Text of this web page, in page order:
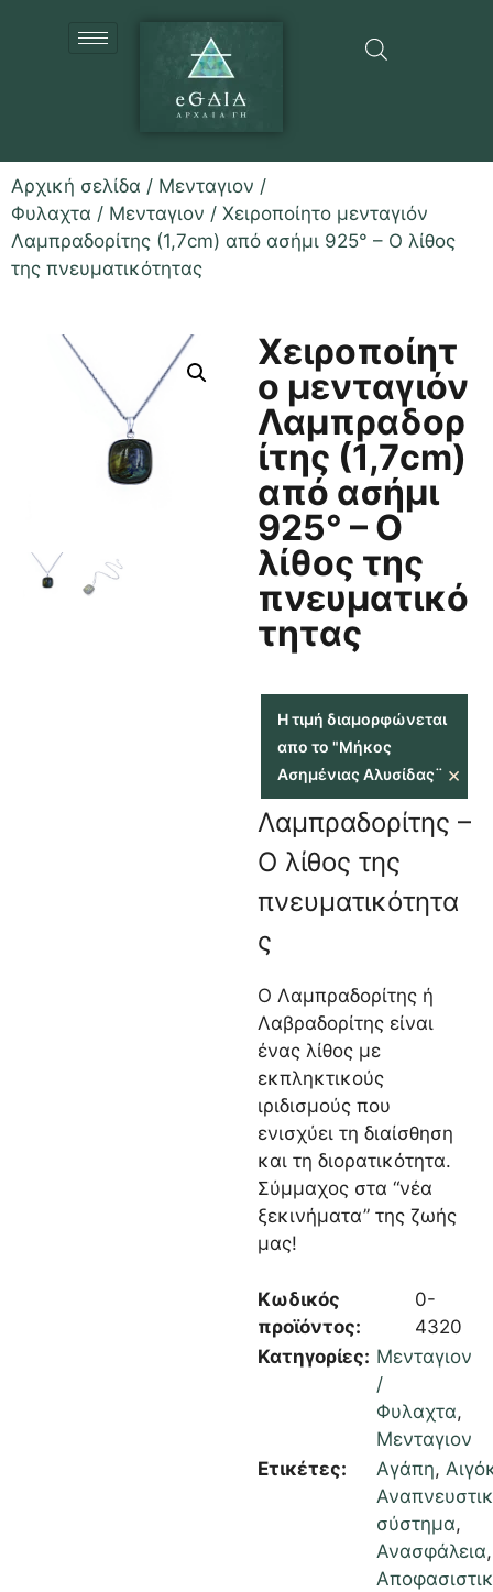
Αρχική σελίδα / Μενταγιον /
Φυλαχτα / Μενταγιον / Χειροποίητο μενταγιόν
Λαμπραδορίτης (1,7cm) από ασήμι 925° – Ο λίθος
της πνευματικότητας
Χειροποίητ
ο μενταγιόν
Λαμπραδορ
ίτης (1,7cm)
από ασήμι
925° – Ο
λίθος της
πνευματικό
τητας
Η τιμή διαμορφώνεται
απο το "Μήκος
Ασημένιας Αλυσίδας¨ ×
Λαμπραδορίτης –
Ο λίθος της
πνευματικότητα
ς
Ο Λαμπραδορίτης ή
Λαβραδορίτης είναι
ένας λίθος με
εκπληκτικούς
ιριδισμούς που
ενισχύει τη διαίσθηση
και τη διορατικότητα.
Σύμμαχος στα “νέα
ξεκινήματα” της ζωής
μας!
Κωδικός
προϊόντος:
0-
4320
Κατηγορίες: Μενταγιον
/
Φυλαχτα,
Μενταγιον
Ετικέτες:
Αγάπη,
σύστημα,
Ανασφάλεια,